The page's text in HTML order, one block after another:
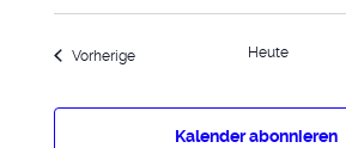
VorherigeVeranstaltungen Heute
Kalender abonnieren